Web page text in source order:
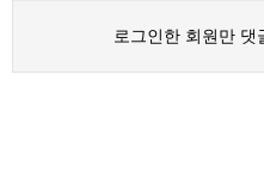
로그인한 회원만 댓